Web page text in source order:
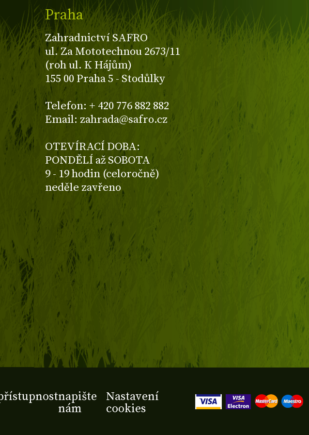
Praha
Zahradnictví SAFRO
ul. Za Mototechnou 2673/11
(roh ul. K Hájům)
155 00 Praha 5 - Stodůlky
Telefon: + 420 776 882 882
Email: zahrada@safro.cz
OTEVÍRACÍ DOBA:
PONDĚLÍ až SOBOTA
9 - 19 hodin (celoročně)
neděle zavřeno
napište
nám
Nastavení
cookies